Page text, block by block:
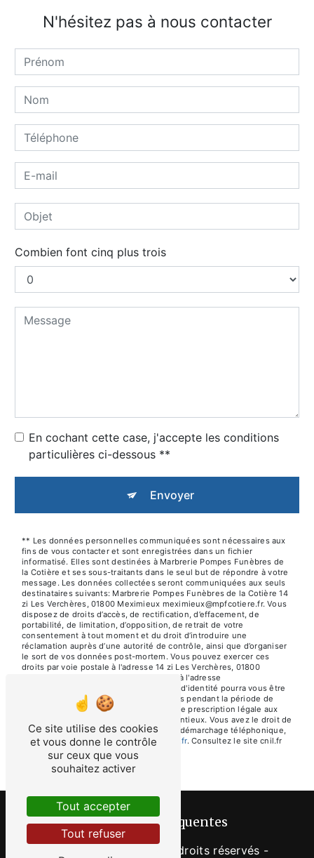
N'hésitez pas à nous contacter
Combien font cinq plus trois
En cochant cette case, j'accepte les conditions
particulières ci-dessous **
Envoyer
** Les données personnelles communiquées sont nécessaires aux
fins de vous contacter et sont enregistrées dans un fichier
informatisé. Elles sont destinées à Marbrerie Pompes Funèbres de
la Cotière et ses sous-traitants dans le seul but de répondre à votre
message. Les données collectées seront communiquées aux seuls
destinataires suivants: Marbrerie Pompes Funèbres de la Cotière 14
zi Les Verchères, 01800 Meximieux meximieux@mpfcotiere.fr. Vous
disposez de droits d’accès, de rectification, d’effacement, de
portabilité, de limitation, d’opposition, de retrait de votre
consentement à tout moment et du droit d’introduire une
réclamation auprès d’une autorité de contrôle, ainsi que d’organiser
le sort de vos données post-mortem. Vous pouvez exercer ces
droits par voie postale à l'adresse 14 zi Les Verchères, 01800
Meximieux ou par courrier électronique à l'adresse
meximieux@mpfcotiere.fr. Un justificatif d'identité pourra vous être
demandé. Nous conservons vos données pendant la période de
prise de contact puis pendant la durée de prescription légale aux
fins probatoires et de gestion des contentieux. Vous avez le droit de
vous inscrire sur la liste d'opposition au démarchage téléphonique,
disponible à cette adresse:Bloctel.gouv.fr. Consultez le site cnil.fr
pour plus d’informations sur vos droits.
Recherches fréquentes
- 2026 - Tous droits réservés -
Ce site utilise des cookies
et vous donne le contrôle
sur ceux que vous
souhaitez activer
Tout accepter
Tout refuser